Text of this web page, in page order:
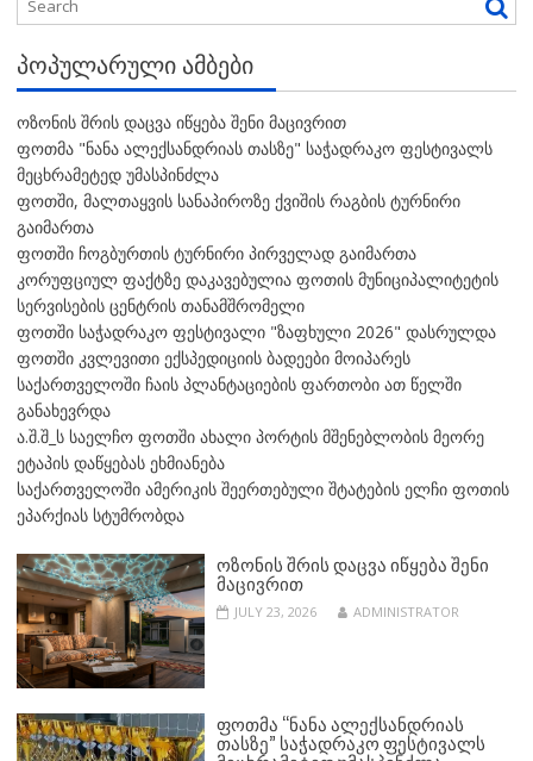
ᲞᲝᲞᲣᲚᲐᲠᲣᲚᲘ ᲐᲛᲑᲔᲑᲘ
ოზონის შრის დაცვა იწყება შენი მაცივრით
ფოთმა "ნანა ალექსანდრიას თასზე" საჭადრაკო ფესტივალს
მეცხრამეტედ უმასპინძლა
ფოთში, მალთაყვის სანაპიროზე ქვიშის რაგბის ტურნირი
გაიმართა
ფოთში ჩოგბურთის ტურნირი პირველად გაიმართა
კორუფციულ ფაქტზე დაკავებულია ფოთის მუნიციპალიტეტის
სერვისების ცენტრის თანამშრომელი
ფოთში საჭადრაკო ფესტივალი "ზაფხული 2026" დასრულდა
ფოთში კვლევითი ექსპედიციის ბადეები მოიპარეს
საქართველოში ჩაის პლანტაციების ფართობი ათ წელში
განახევრდა
ა.შ.შ_ს საელჩო ფოთში ახალი პორტის მშენებლობის მეორე
ეტაპის დაწყებას ეხმიანება
საქართველოში ამერიკის შეერთებული შტატების ელჩი ფოთის
ეპარქიას სტუმრობდა
ᲝᲖᲝᲜᲘᲡ ᲨᲠᲘᲡ ᲓᲐᲪᲕᲐ ᲘᲬᲧᲔᲑᲐ ᲨᲔᲜᲘ
ᲛᲐᲪᲘᲕᲠᲘᲗ
JULY 23, 2026 ADMINISTRATOR
ᲤᲝᲗᲛᲐ “ᲜᲐᲜᲐ ᲐᲚᲔᲥᲡᲐᲜᲓᲠᲘᲐᲡ
ᲗᲐᲡᲖᲔ” ᲡᲐᲭᲐᲓᲠᲐᲙᲝ ᲤᲔᲡᲢᲘᲕᲐᲚᲡ